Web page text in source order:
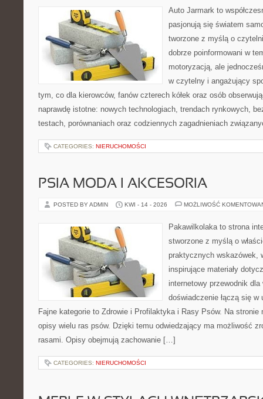
Auto Jarmark to
pasjonują się światem
tworzone z myślą o
dobrze poinformowani w
motoryzacją, ale
w czytelny i angażujący
tym, co dla kierowców, fanów czterech kółek oraz osób
naprawdę istotne: nowych technologiach, trendach rynkowych,
testach, porównaniach oraz codziennych zagadnieniach
CATEGORIES: NIERUCHOMOŚCI
PSIA MODA I AKCESORIA
POSTED BY ADMIN KWI - 14 - 2026 MOŻLIWOŚĆ
Pakawilkolaka to strona
stworzone z myślą o
praktycznych wskazówek,
inspirujące materiały
internetowy przewodnik
doświadczenie łączą się w
Fajne kategorie to Zdrowie i Profilaktyka i Rasy Psów. Na stronie
opisy wielu ras psów. Dzięki temu odwiedzający ma możliwość
rasami. Opisy obejmują zachowanie […]
CATEGORIES: NIERUCHOMOŚCI